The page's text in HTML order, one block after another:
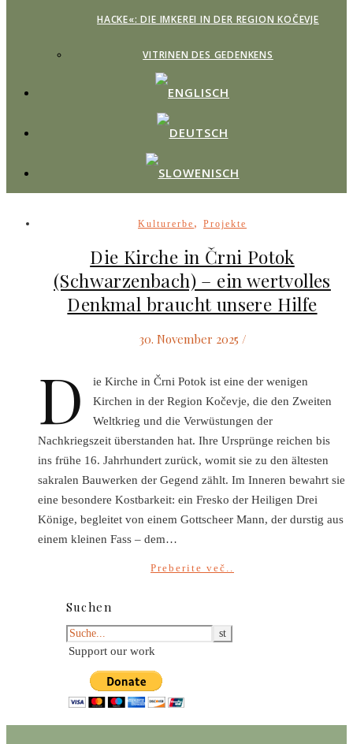
HACKE«: DIE IMKEREI IN DER REGION KOČEVJE
VITRINEN DES GEDENKENS
Kulturerbe , Projekte
Die Kirche in Črni Potok
(Schwarzenbach) – ein wertvolles
Denkmal braucht unsere Hilfe
30. November 2025 /
D
ie Kirche in Črni Potok ist eine der wenigen
Kirchen in der Region Kočevje, die den Zweiten
Weltkrieg und die Verwüstungen der
Nachkriegszeit überstanden hat. Ihre Ursprünge reichen bis
ins frühe 16. Jahrhundert zurück, womit sie zu den ältesten
sakralen Bauwerken der Gegend zählt. Im Inneren bewahrt sie
eine besondere Kostbarkeit: ein Fresko der Heiligen Drei
Könige, begleitet von einem Gottscheer Mann, der durstig aus
einem kleinen Fass – dem…
Preberite več..
Suchen
Support our work